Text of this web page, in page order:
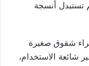
تستبدل أنسجة
شقوق صغيرة
شائعة الاستخدام،